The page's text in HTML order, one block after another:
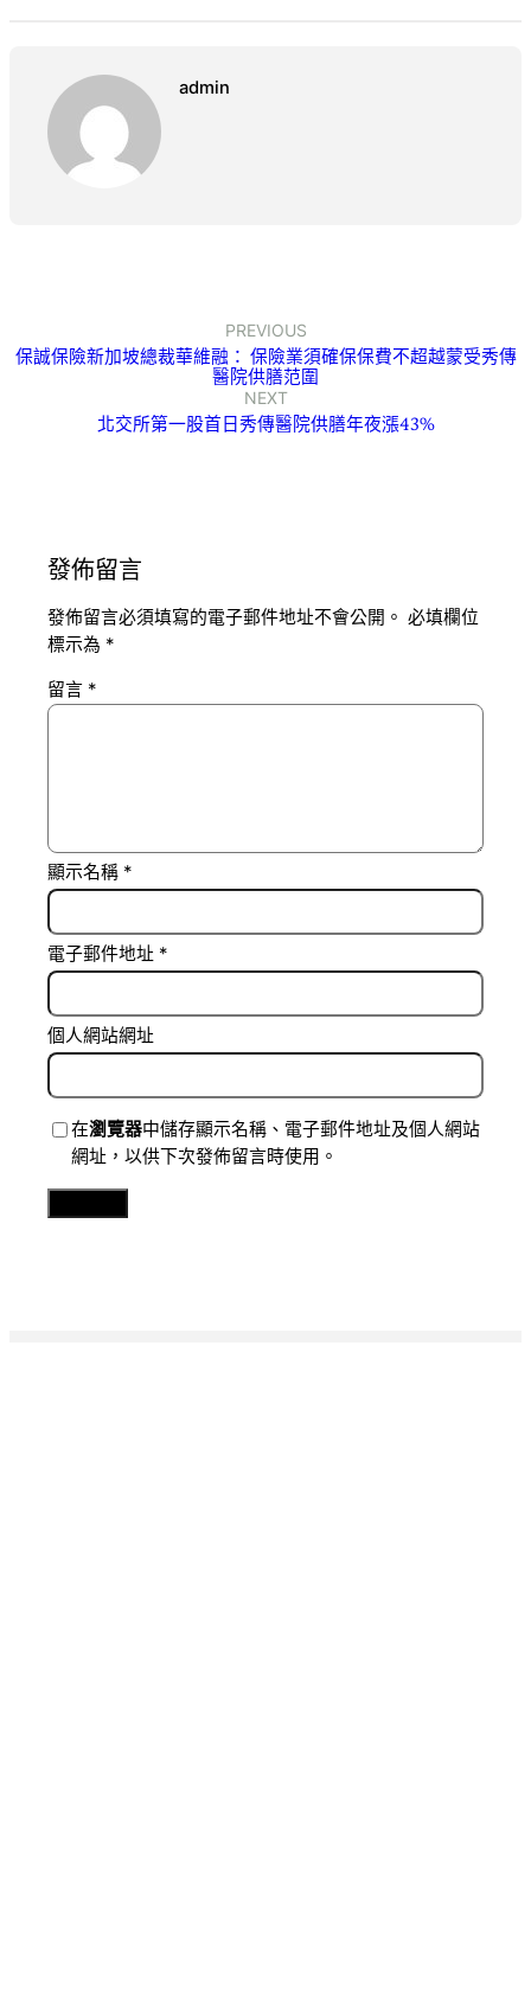
admin
PREVIOUS
保誠保險新加坡總裁華維融： 保險業須確保保費不超越蒙受秀傳
醫院供膳范圍
NEXT
北交所第一股首日秀傳醫院供膳年夜漲43%
發佈留言
發佈留言必須填寫的電子郵件地址不會公開。 必填欄位
標示為 *
留言 *
顯示名稱 *
電子郵件地址 *
個人網站網址
在瀏覽器中儲存顯示名稱、電子郵件地址及個人網站
網址，以供下次發佈留言時使用。